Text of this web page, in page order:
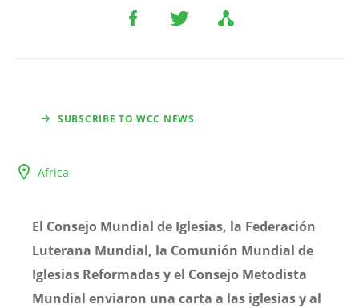
SUBSCRIBE TO WCC NEWS
Africa
El Consejo Mundial de Iglesias, la Federación
Luterana Mundial, la Comunión Mundial de
Iglesias Reformadas y el Consejo Metodista
Mundial enviaron una carta a las iglesias y al